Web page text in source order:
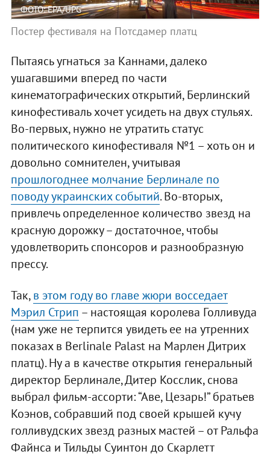
ФОТО: EPA/UPG
Постер фестиваля на Потсдамер платц
Пытаясь угнаться за Каннами, далеко
ушагавшими вперед по части
кинематографических открытий, Берлинский
кинофестиваль хочет усидеть на двух стульях.
Во-первых, нужно не утратить статус
политического кинофестиваля №1 – хоть он и
довольно сомнителен, учитывая
прошлогоднее молчание Берлинале по
поводу украинских событий. Во-вторых,
привлечь определенное количество звезд на
красную дорожку – достаточное, чтобы
удовлетворить спонсоров и разнообразную
прессу.
Так,в этом году во главе жюри восседает
Мэрил Стрип – настоящая королева Голливуда
(нам уже не терпится увидеть ее на утренних
показах в Berlinale Palast на Марлен Дитрих
платц). Ну а в качестве открытия генеральный
директор Берлинале, Дитер Косслик, снова
выбрал фильм-ассорти: “Аве, Цезарь!” братьев
Коэнов, собравший под своей крышей кучу
голливудских звезд разных мастей – от Ральфа
Файнса и Тильды Суинтон до Скарлетт